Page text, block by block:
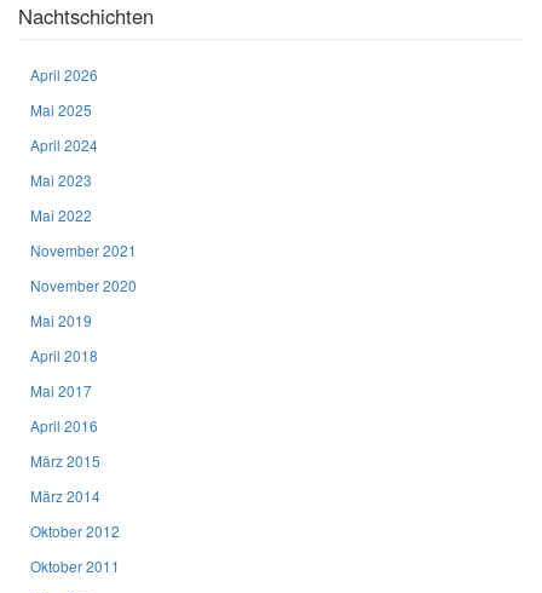
Nachtschichten
April 2026
Mai 2025
April 2024
Mai 2023
Mai 2022
November 2021
November 2020
Mai 2019
April 2018
Mai 2017
April 2016
März 2015
März 2014
Oktober 2012
Oktober 2011